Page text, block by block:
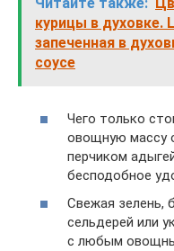
курицы в духовке.
запеченная в
соусе
Чего только
овощную массу
перчиком
бесподобное
Свежая зелень,
сельдерей или
с любым